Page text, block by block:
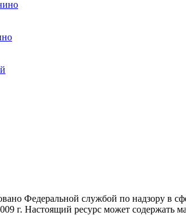
Федеральной службой по надзору
г. Настоящий ресурс может содержать